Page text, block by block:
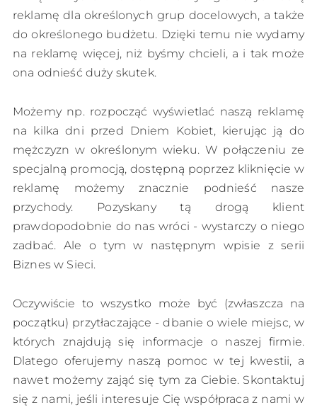
reklamę dla określonych grup docelowych, a także
do określonego budżetu. Dzięki temu nie wydamy
na reklamę więcej, niż byśmy chcieli, a i tak może
ona odnieść duży skutek.
Możemy np. rozpocząć wyświetlać naszą reklamę
na kilka dni przed Dniem Kobiet, kierując ją do
mężczyzn w określonym wieku. W połączeniu ze
specjalną promocją, dostępną poprzez kliknięcie w
reklamę możemy znacznie podnieść nasze
przychody. Pozyskany tą drogą klient
prawdopodobnie do nas wróci - wystarczy o niego
zadbać. Ale o tym w następnym wpisie z serii
Biznes w Sieci.
Oczywiście to wszystko może być (zwłaszcza na
początku) przytłaczające - dbanie o wiele miejsc, w
których znajdują się informacje o naszej firmie.
Dlatego oferujemy naszą pomoc w tej kwestii, a
nawet możemy zająć się tym za Ciebie. Skontaktuj
się z nami, jeśli interesuje Cię współpraca z nami w